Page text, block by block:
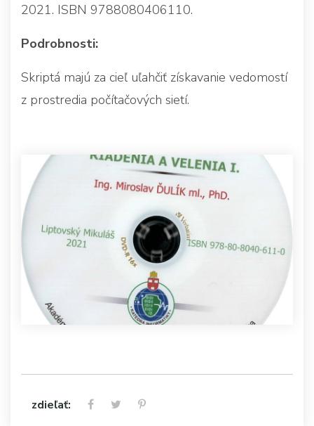
2021. ISBN 9788080406110.
Podrobnosti:
Skriptá majú za cieľ uľahčiť získavanie vedomostí
z prostredia počítačových sietí.
zdieľať: